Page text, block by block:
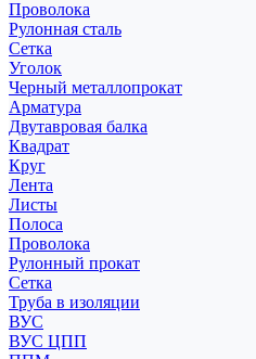
Проволока
Рулонная сталь
Сетка
Уголок
Черный металлопрокат
Арматура
Двутавровая балка
Квадрат
Круг
Лента
Листы
Полоса
Проволока
Рулонный прокат
Сетка
Труба в изоляции
ВУС
ВУС ЦПП